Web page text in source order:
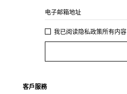
电子邮箱地址
我已阅读隐私政策所有内容
客戶服務